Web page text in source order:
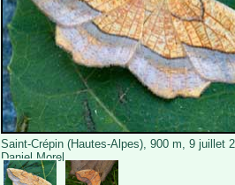
Saint-Crépin (Hautes-Alpes), 900 m, 9 juillet
Daniel Morel.